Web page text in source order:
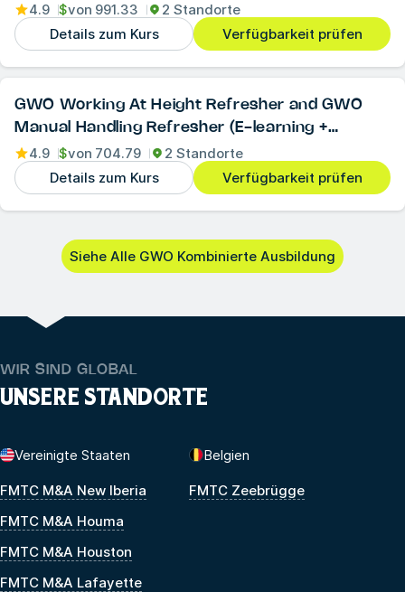
4.9 $von 991.33
2 Standorte
Details zum Kurs
Verfügbarkeit prüfen
GWO Working At Height Refresher and GWO
Manual Handling Refresher (E-learning +
Practical)
4.9 $von 704.79
2 Standorte
Details zum Kurs
Verfügbarkeit prüfen
Siehe Alle GWO Kombinierte Ausbildung
WIR SIND GLOBAL
UNSERE STANDORTE
Vereinigte Staaten
FMTC M&A New Iberia
FMTC M&A Houma
FMTC M&A Houston
FMTC M&A Lafayette
Belgien
FMTC Zeebrügge